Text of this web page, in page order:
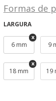
Formas de
LARGURA
6 mm 9
18 mm 19